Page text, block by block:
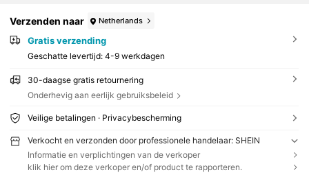
Verzenden naar Netherlands
Gratis verzending
Geschatte levertijd: 4-9 werkdagen
30-daagse gratis retournering
Onderhevig aan eerlijk gebruiksbeleid
Veilige betalingen · Privacybescherming
Verkocht en verzonden door professionele handelaar: SHEIN
Informatie en verplichtingen van de verkoper
klik hier om deze verkoper en/of product te rapporteren.